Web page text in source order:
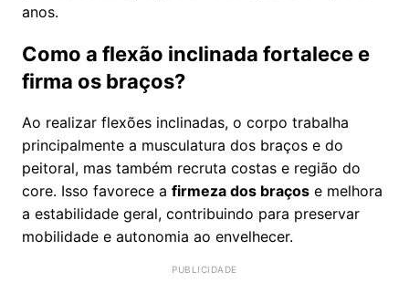
anos.
Como a flexão inclinada fortalece e
firma os braços?
Ao realizar flexões inclinadas, o corpo trabalha
principalmente a musculatura dos braços e do
peitoral, mas também recruta costas e região do
core. Isso favorece a firmeza dos braços e melhora
a estabilidade geral, contribuindo para preservar
mobilidade e autonomia ao envelhecer.